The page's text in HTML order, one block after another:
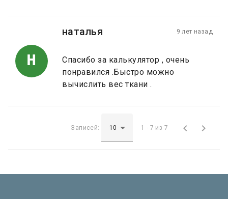
Н
наталья 9 лет назад
Спасибо за калькулятор , очень
понравился .Быстро можно
вычислить вес ткани .
Записей: 1 - 7 из 7  